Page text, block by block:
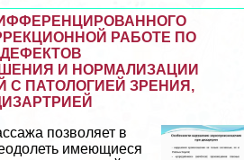
РАБОТЕ ПО
И НОРМАЛИЗАЦИИ
С ПАТОЛОГИЕЙ ЗРЕНИЯ,
позволяет в
имеющиеся